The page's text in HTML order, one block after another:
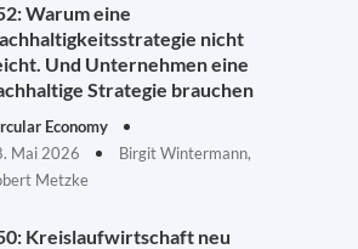
Warum eine
nicht
Und Unternehmen eine
Strategie brauchen
Economy
Mai 2026
Birgit Wintermann,
Metzke
Kreislaufwirtschaft neu